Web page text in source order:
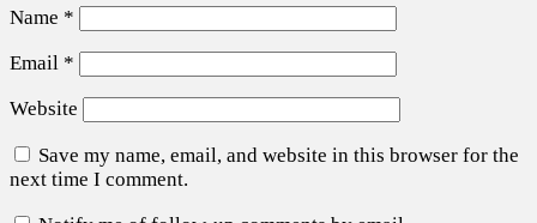
Name *
Email *
Website
Save my name, email, and website in this browser for the
next time I comment.